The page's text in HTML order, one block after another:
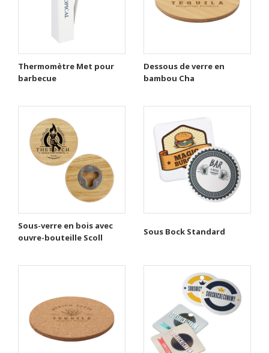
Thermomètre Met pour
barbecue
Dessous de verre en
bambou Cha
Sous-verre en bois avec
ouvre-bouteille Scoll
Sous Bock Standard